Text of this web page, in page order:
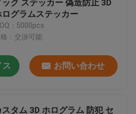
ック ステッカー 偽造防止 3D
ログラムステッカー
：5000pcs
：交渉可能
ス お問い合わせ
スタム 3D ホログラム 防犯 セ